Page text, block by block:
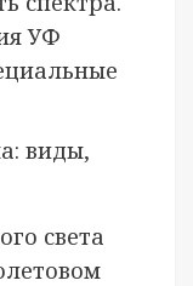
УФ
света